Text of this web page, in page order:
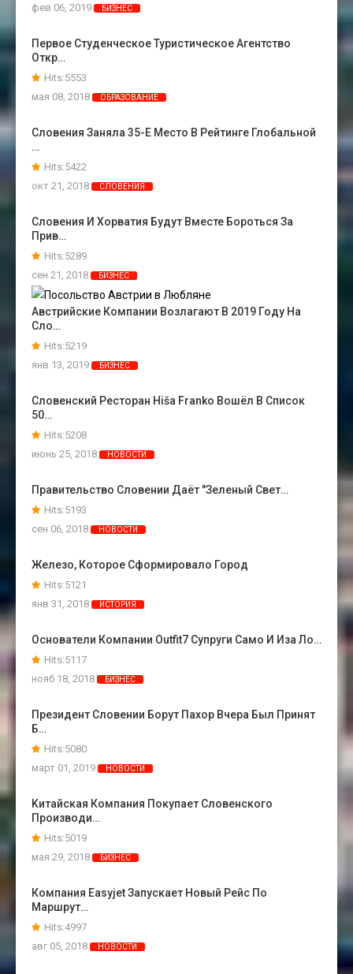
фев 06, 2019
БИЗНЕС
Первое Студенческое Туристическое Агентство
Откр…
Hits:5553
мая 08, 2018
ОБРАЗОВАНИЕ
Словения Заняла 35-Е Место В Рейтинге Глобальной
…
Hits:5422
окт 21, 2018
СЛОВЕНИЯ
Словения И Хорватия Будут Вместе Бороться За
Прив…
Hits:5289
сен 21, 2018
БИЗНЕС
Австрийские Компании Возлагают В 2019 Году На
Сло…
Hits:5219
янв 13, 2019
БИЗНЕС
Словенский Ресторан Hiša Franko Вошёл В Список
50…
Hits:5208
июнь 25, 2018
НОВОСТИ
Правительство Словении Даёт "зеленый Свет…
Hits:5193
сен 06, 2018
НОВОСТИ
Железо, Которое Сформировало Город
Hits:5121
янв 31, 2018
ИСТОРИЯ
Основатели Компании Outfit7 Супруги Само И Иза Ло…
Hits:5117
нояб 18, 2018
БИЗНЕС
Президент Словении Борут Пахор Вчера Был Принят
Б…
Hits:5080
март 01, 2019
НОВОСТИ
Kитайская Компания Покупает Словенского
Производи…
Hits:5019
мая 29, 2018
БИЗНЕС
Компания Easyjet Запускает Новый Рейс По
Маршрут…
Hits:4997
авг 05, 2018
НОВОСТИ